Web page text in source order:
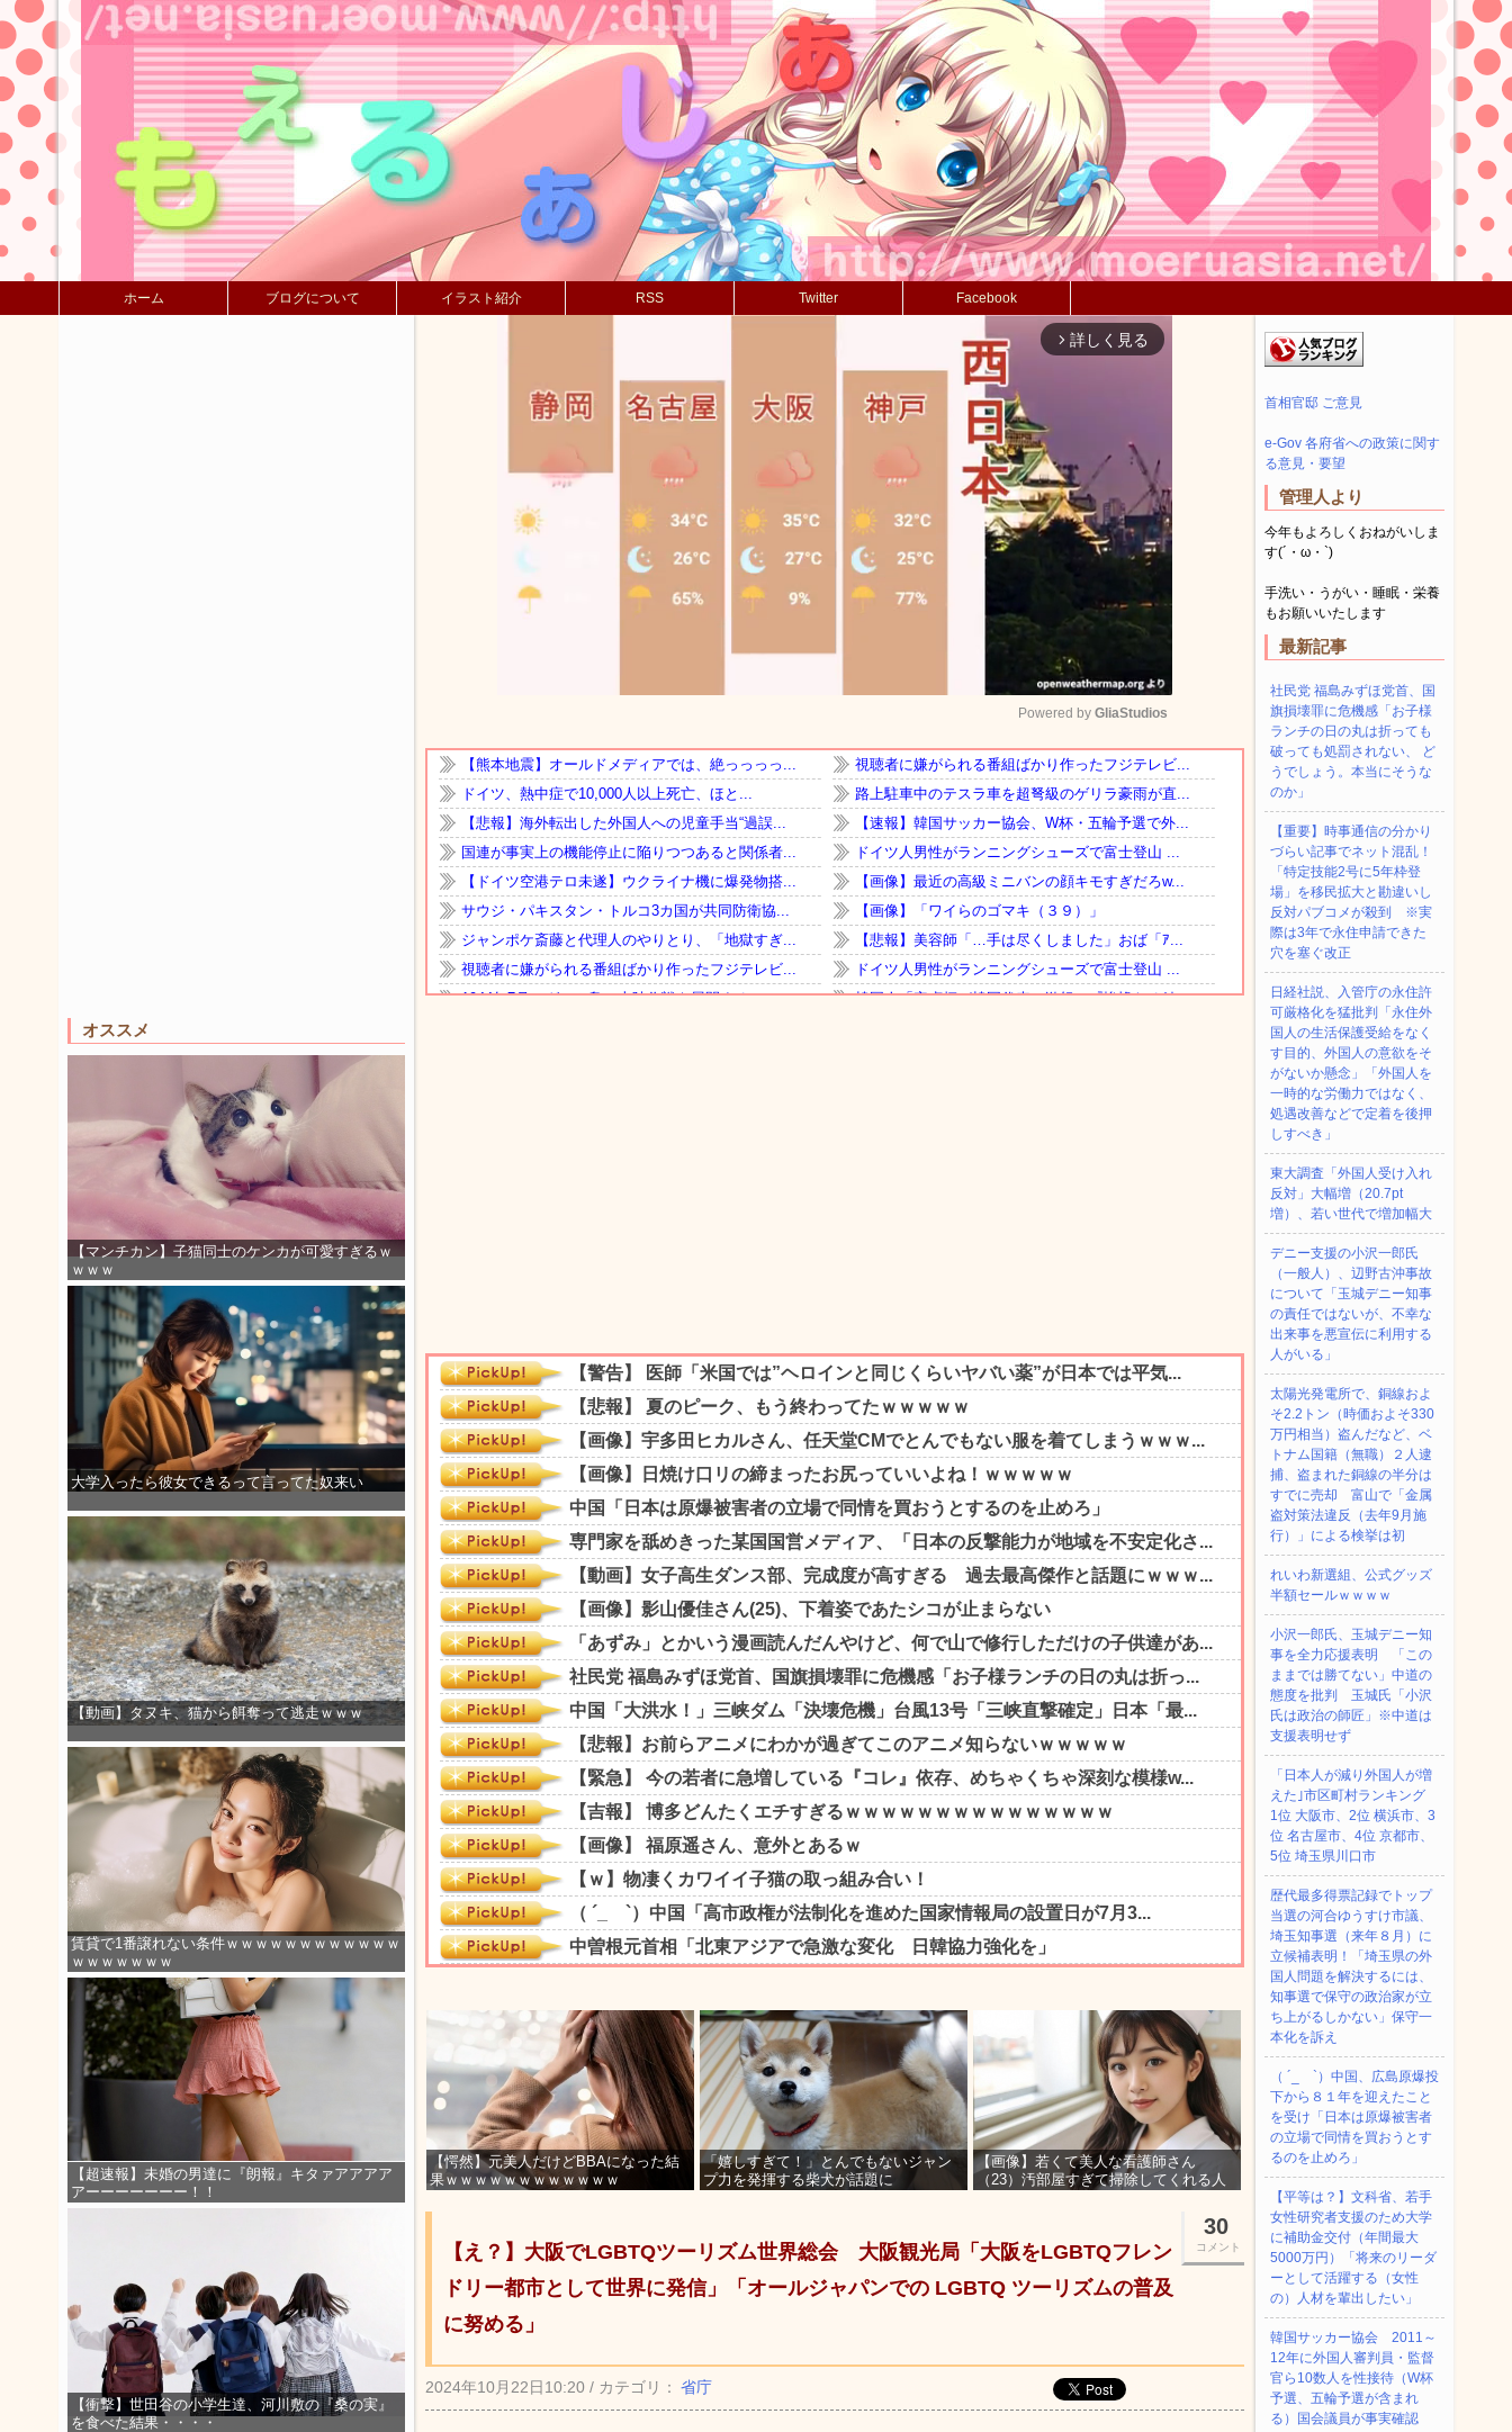
ホーム ブログについて イラスト紹介 RSS Twitter Facebook
オススメ
【マンチカン】子猫同士のケンカが可愛すぎるｗ
ｗｗｗ
大学入ったら彼女できるって言ってた奴来い
【動画】タヌキ、猫から餌奪って逃走ｗｗｗ
賃貸で1番譲れない条件ｗｗｗｗｗｗｗｗｗｗｗｗ
ｗｗｗｗｗｗｗ
【超速報】未婚の男達に『朗報』キタァアアアア
アーーーーーーー！！
【衝撃】世田谷の小学生達、河川敷の『桑の実』
を食べた結果・・・・
arrow_forward_ios 詳しく見る
Mute
Powered by GliaStudios
【愕然】元美人だけどBBAになった結
果ｗｗｗｗｗｗｗｗｗｗｗｗ
「嬉しすぎて！」とんでもないジャン
プ力を発揮する柴犬が話題に
【画像】若くて美人な看護師さん
（23）汚部屋すぎて掃除してくれる人
30
コメント
【え？】大阪でLGBTQツーリズム世界総会 大阪観光局「大阪をLGBTQフレン
ドリー都市として世界に発信」「オールジャパンでの LGBTQ ツーリズムの普及
に努める」
2024年10月22日10:20 / カテゴリ： 省庁
首相官邸 ご意見
e-Gov 各府省への政策に関す
る意見・要望
管理人より
今年もよろしくおねがいしま
す(´・ω・`)
手洗い・うがい・睡眠・栄養
もお願いいたします
最新記事
社民党 福島みずほ党首、国
旗損壊罪に危機感「お子様
ランチの日の丸は折っても
破っても処罰されない、 ど
うでしょう。本当にそうな
のか」
【重要】時事通信の分かり
づらい記事でネット混乱！
「特定技能2号に5年枠登
場」を移民拡大と勘違いし
反対パブコメが殺到 ※実
際は3年で永住申請できた
穴を塞ぐ改正
日経社説、入管庁の永住許
可厳格化を猛批判「永住外
国人の生活保護受給をなく
す目的、外国人の意欲をそ
がないか懸念」「外国人を
一時的な労働力ではなく、
処遇改善などで定着を後押
しすべき」
東大調査「外国人受け入れ
反対」大幅増（20.7pt
増）、若い世代で増加幅大
デニー支援の小沢一郎氏
（一般人）、辺野古沖事故
について「玉城デニー知事
の責任ではないが、不幸な
出来事を悪宣伝に利用する
人がいる」
太陽光発電所で、銅線およ
そ2.2トン（時価およそ330
万円相当）盗んだなど、ベ
トナム国籍（無職）２人逮
捕、盗まれた銅線の半分は
すでに売却 富山で「金属
盗対策法違反（去年9月施
行）」による検挙は初
れいわ新選組、公式グッズ
半額セールｗｗｗｗ
小沢一郎氏、玉城デニー知
事を全力応援表明 「この
ままでは勝てない」中道の
態度を批判 玉城氏「小沢
氏は政治の師匠」※中道は
支援表明せず
「日本人が減り外国人が増
えた｣市区町村ランキング
1位 大阪市、2位 横浜市、3
位 名古屋市、4位 京都市、
5位 埼玉県川口市
歴代最多得票記録でトップ
当選の河合ゆうすけ市議、
埼玉知事選（来年８月）に
立候補表明！「埼玉県の外
国人問題を解決するには、
知事選で保守の政治家が立
ち上がるしかない」保守一
本化を訴え
（ ´_ゝ`）中国、広島原爆投
下から８１年を迎えたこと
を受け「日本は原爆被害者
の立場で同情を買おうとす
るのを止めろ」
【平等は？】文科省、若手
女性研究者支援のため大学
に補助金交付（年間最大
5000万円）「将来のリーダ
ーとして活躍する（女性
の）人材を輩出したい」
韓国サッカー協会 2011～
12年に外国人審判員・監督
官ら10数人を性接待（W杯
予選、五輪予選が含まれ
る）国会議員が事実確認